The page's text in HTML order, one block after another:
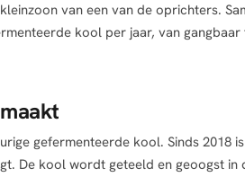
van een van de oprichters.
kool per jaar, van
gefermenteerde kool. Sinds 2018
De kool wordt geteeld en geoogst in